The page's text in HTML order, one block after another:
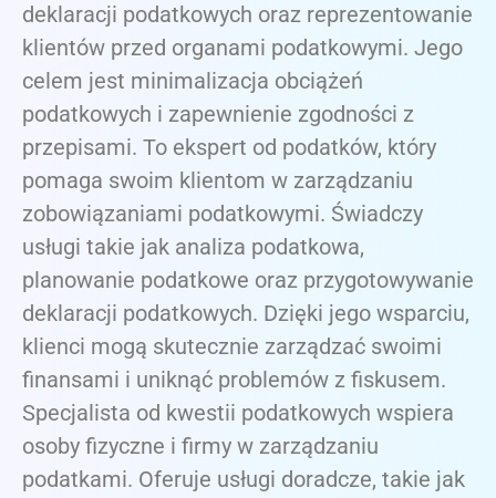
deklaracji podatkowych oraz reprezentowanie
klientów przed organami podatkowymi. Jego
celem jest minimalizacja obciążeń
podatkowych i zapewnienie zgodności z
przepisami. To ekspert od podatków, który
pomaga swoim klientom w zarządzaniu
zobowiązaniami podatkowymi. Świadczy
usługi takie jak analiza podatkowa,
planowanie podatkowe oraz przygotowywanie
deklaracji podatkowych. Dzięki jego wsparciu,
klienci mogą skutecznie zarządzać swoimi
finansami i uniknąć problemów z fiskusem.
Specjalista od kwestii podatkowych wspiera
osoby fizyczne i firmy w zarządzaniu
podatkami. Oferuje usługi doradcze, takie jak